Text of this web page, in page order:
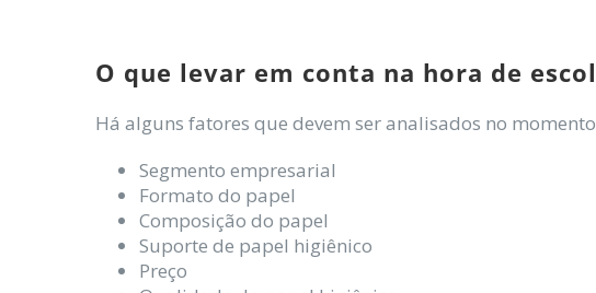
O que levar em conta na hora de
Há alguns fatores que devem ser analisados no
Segmento empresarial
Formato do papel
Composição do papel
Suporte de papel higiênico
Preço